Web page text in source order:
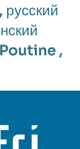
, русский
,